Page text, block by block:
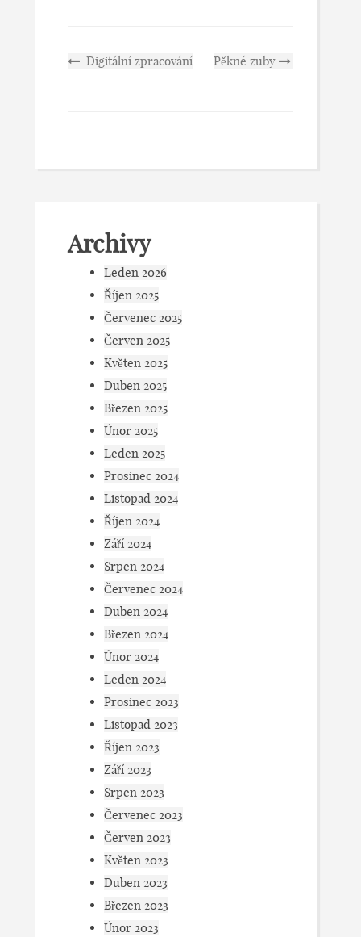
Digitální zpracování Pěkné zuby
Archivy
Leden 2026
Říjen 2025
Červenec 2025
Červen 2025
Květen 2025
Duben 2025
Březen 2025
Únor 2025
Leden 2025
Prosinec 2024
Listopad 2024
Říjen 2024
Září 2024
Srpen 2024
Červenec 2024
Duben 2024
Březen 2024
Únor 2024
Leden 2024
Prosinec 2023
Listopad 2023
Říjen 2023
Září 2023
Srpen 2023
Červenec 2023
Červen 2023
Květen 2023
Duben 2023
Březen 2023
Únor 2023